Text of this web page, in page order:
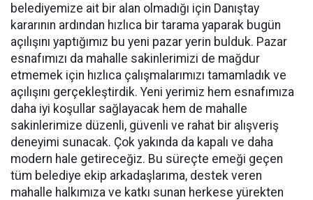
belediyemize ait bir alan olmadığı için Danıştay
kararının ardından hızlıca bir tarama yaparak bugün
açılışını yaptığımız bu yeni pazar yerin bulduk. Pazar
esnafımızı da mahalle sakinlerimizi de mağdur
etmemek için hızlıca çalışmalarımızı tamamladık ve
açılışını gerçekleştirdik. Yeni yerimiz hem esnafımıza
daha iyi koşullar sağlayacak hem de mahalle
sakinlerimize düzenli, güvenli ve rahat bir alışveriş
deneyimi sunacak. Çok yakında da kapalı ve daha
modern hale getireceğiz. Bu süreçte emeği geçen
tüm belediye ekip arkadaşlarıma, destek veren
mahalle halkımıza ve katkı sunan herkese yürekten